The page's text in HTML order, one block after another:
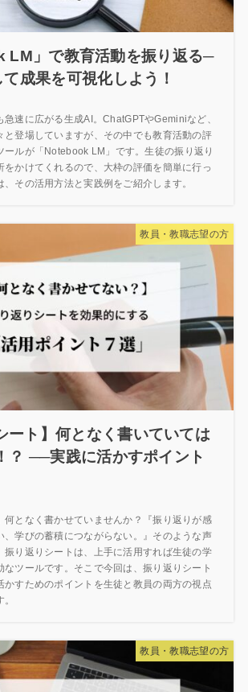
LM」で教育活動を振り返る─
成果を可視化しよう！
急速に広がる生成AI。ChatGPTやGeminiなど、
と登場していますが、その中でも教育活動の評
ールが「Notebook LM」です。生徒の振り返り
をかけてくれるので、大枠の評価を簡単に行っ
その活用方法と実践例をご紹介します。
教員・教職志望の方
ート】何となく書いていては
？ ──実践に活かすポイント
何となく書かせていませんか？『振り返りが感
、学びの蓄積につながらない。』そのような声
振り返りシートは、上手に活用すれば生徒の学
なツールです。そこで今回は、振り返りシート
かすためのポイントを生徒と教員の両方の視点
教員・教職志望の方